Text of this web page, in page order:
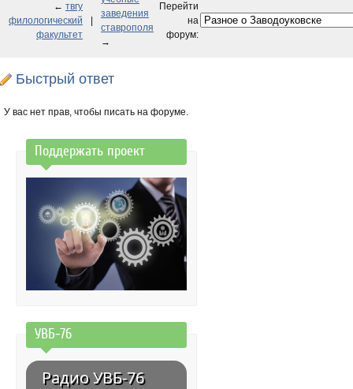
← твгу
филологический
факультет
заведения
ставрополя
→
Перейти
на
форум:
Быстрый ответ
У вас нет прав, чтобы писать на форуме.
Поддержать проект
УВБ-76
Радио УВБ-76